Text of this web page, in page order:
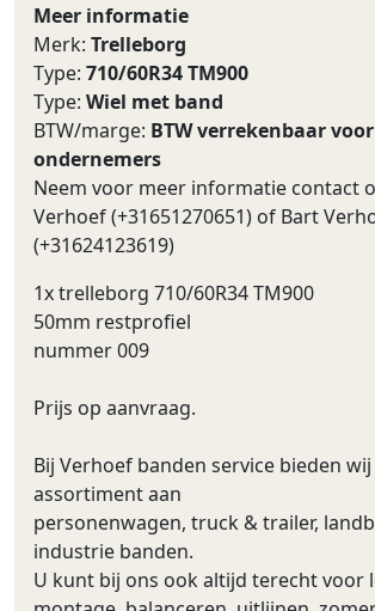
Meer informatie
Merk: Trelleborg
Type: 710/60R34 TM900
Type: Wiel met band
BTW/marge: BTW verrekenbaar voor
ondernemers
Neem voor meer informatie contact
Verhoef (+31651270651) of Bart
(+31624123619)
1x trelleborg 710/60R34 TM900
50mm restprofiel
nummer 009
Prijs op aanvraag.
Bij Verhoef banden service bieden
assortiment aan
personenwagen, truck & trailer,
industrie banden.
U kunt bij ons ook altijd terecht voor